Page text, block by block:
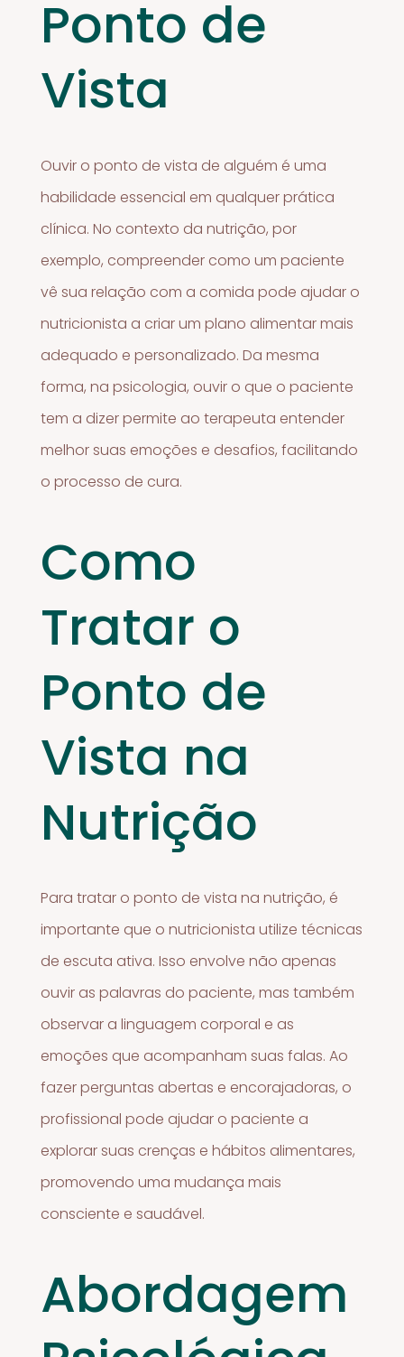
Ponto de
Vista
Ouvir o ponto de vista de alguém é uma
habilidade essencial em qualquer prática
clínica. No contexto da nutrição, por
exemplo, compreender como um paciente
vê sua relação com a comida pode ajudar o
nutricionista a criar um plano alimentar mais
adequado e personalizado. Da mesma
forma, na psicologia, ouvir o que o paciente
tem a dizer permite ao terapeuta entender
melhor suas emoções e desafios, facilitando
o processo de cura.
Como
Tratar o
Ponto de
Vista na
Nutrição
Para tratar o ponto de vista na nutrição, é
importante que o nutricionista utilize técnicas
de escuta ativa. Isso envolve não apenas
ouvir as palavras do paciente, mas também
observar a linguagem corporal e as
emoções que acompanham suas falas. Ao
fazer perguntas abertas e encorajadoras, o
profissional pode ajudar o paciente a
explorar suas crenças e hábitos alimentares,
promovendo uma mudança mais
consciente e saudável.
Abordagem